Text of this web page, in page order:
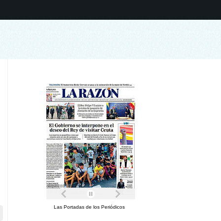
Las Portadas de los Periódicos